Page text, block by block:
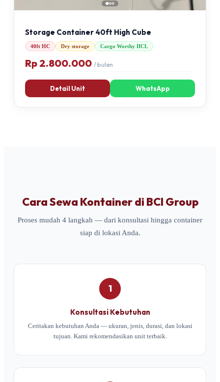
Storage Container 40ft High Cube
40ft HC Dry storage Cargo Worthy IICL
Rp 2.800.000 / bulan
Detail Unit WhatsApp
Cara Sewa Kontainer di BCI Group
Proses mudah 4 langkah — dari konsultasi hingga container
siap di lokasi Anda.
1
Konsultasi Kebutuhan
Ceritakan kebutuhan Anda — ukuran, jenis, durasi, dan lokasi
tujuan. Kami rekomendasikan unit terbaik.